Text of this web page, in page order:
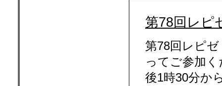
第78回レピ
第78回レピ
ってご参加
後1時30分か